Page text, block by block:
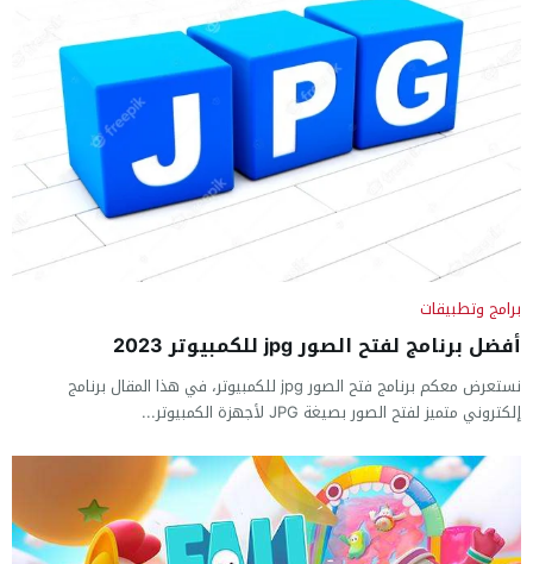
برامج وتطبيقات
أفضل برنامج لفتح الصور jpg للكمبيوتر 2023
نستعرض معكم برنامج فتح الصور jpg للكمبيوتر، في هذا المقال برنامج
إلكتروني متميز لفتح الصور بصيغة JPG لأجهزة الكمبيوتر...